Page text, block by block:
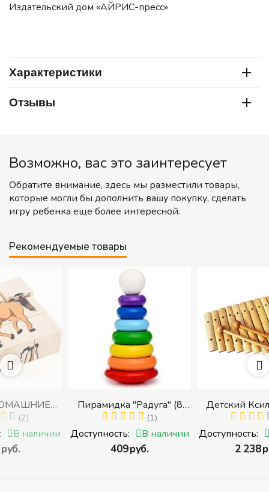
Издательский дом «АЙРИС-пресс»
Характеристики
Отзывы
Возможно, вас это заинтересует
Обратите внимание, здесь мы разместили товары,
которые могли бы дополнить вашу покупку, сделать
игру ребенка еще более интересной.
Рекомендуемые товары
Пирамидка "Радуга" (8
деталей) (Пирамидка
среднего размера)
(1)
Доступность: В наличии
Детский Ксилофон, 12
(2)
Доступность: В
руб.